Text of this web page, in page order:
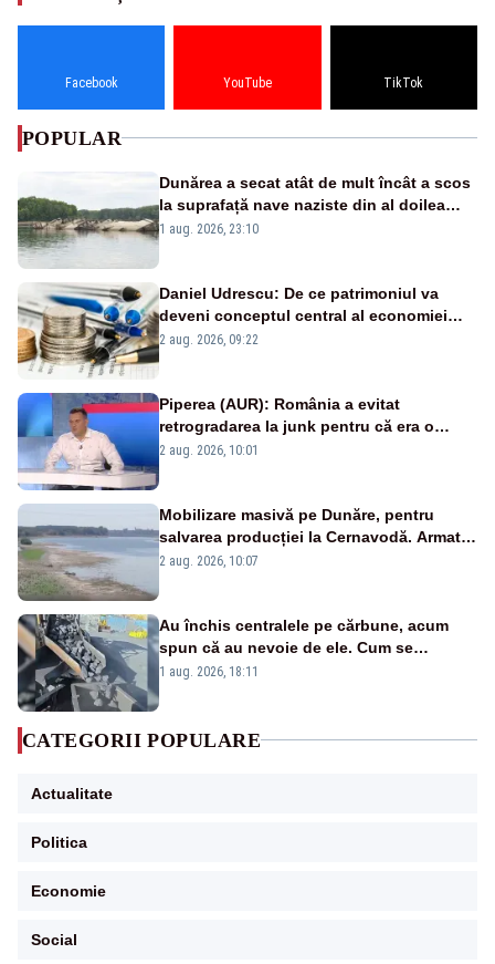
Facebook YouTube TikTok
POPULAR
Dunărea a secat atât de mult încât a scos
la suprafață nave naziste din al doilea
război mondial
1 aug. 2026, 23:10
Daniel Udrescu: De ce patrimoniul va
deveni conceptul central al economiei
viitoare?
2 aug. 2026, 09:22
Piperea (AUR): România a evitat
retrogradarea la junk pentru că era o
catastrofă pentru bănci și fondurile de
2 aug. 2026, 10:01
Mobilizare masivă pe Dunăre, pentru
salvarea producției la Cernavodă. Armata
va detona o stâncă și va devia apa
2 aug. 2026, 10:07
Au închis centralele pe cărbune, acum
spun că au nevoie de ele. Cum se
pasează vina în plină criză energetică
1 aug. 2026, 18:11
CATEGORII POPULARE
Actualitate
Politica
Economie
Social